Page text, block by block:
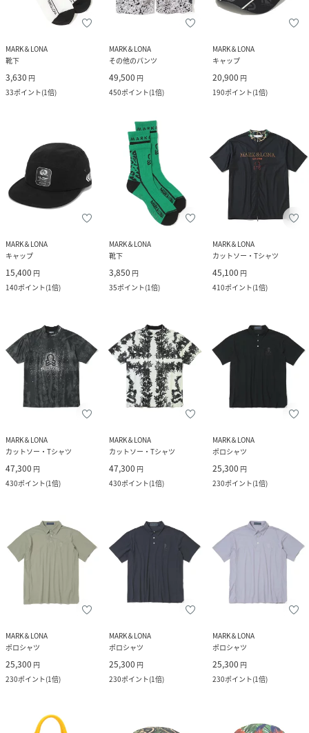
MARK＆LONA
靴下
3,630 円
33ポイント(1倍)
MARK＆LONA
その他のパンツ
49,500 円
450ポイント(1倍)
MARK＆LONA
キャップ
20,900 円
190ポイント(1倍)
MARK＆LONA
キャップ
15,400 円
140ポイント(1倍)
MARK＆LONA
靴下
3,850 円
35ポイント(1倍)
MARK＆LONA
カットソー・Tシャツ
45,100 円
410ポイント(1倍)
MARK＆LONA
カットソー・Tシャツ
47,300 円
430ポイント(1倍)
MARK＆LONA
カットソー・Tシャツ
47,300 円
430ポイント(1倍)
MARK＆LONA
ポロシャツ
25,300 円
230ポイント(1倍)
MARK＆LONA
ポロシャツ
25,300 円
230ポイント(1倍)
MARK＆LONA
ポロシャツ
25,300 円
230ポイント(1倍)
MARK＆LONA
ポロシャツ
25,300 円
230ポイント(1倍)